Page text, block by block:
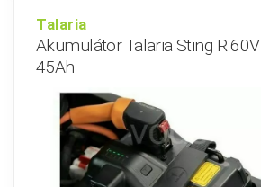
Talaria
Akumulátor Talaria Sting R 60V
45Ah